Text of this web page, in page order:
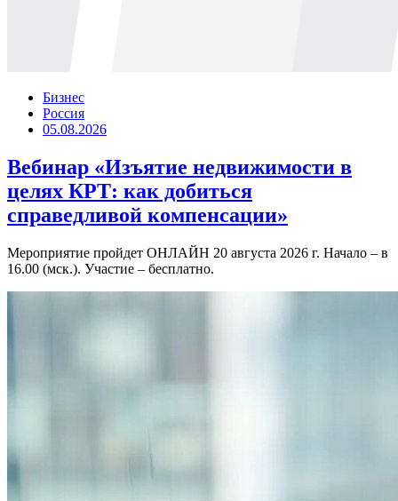
Бизнес
Россия
05.08.2026
Вебинар «Изъятие недвижимости в
целях КРТ: как добиться
справедливой компенсации»
Мероприятие пройдет ОНЛАЙН 20 августа 2026 г. Начало – в
16.00 (мск.). Участие – бесплатно.